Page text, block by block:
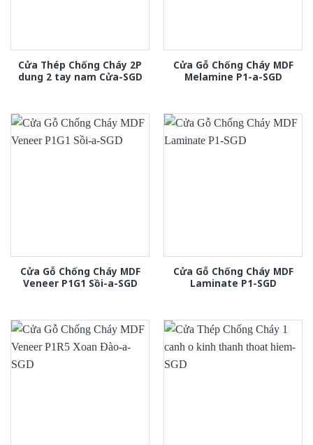
Cửa Thép Chống Cháy 2P
dung 2 tay nam Cửa-SGD
Cửa Gỗ Chống Cháy MDF
Melamine P1-a-SGD
Cửa Gỗ Chống Cháy MDF
Veneer P1G1 Sồi-a-SGD
Cửa Gỗ Chống Cháy MDF
Laminate P1-SGD